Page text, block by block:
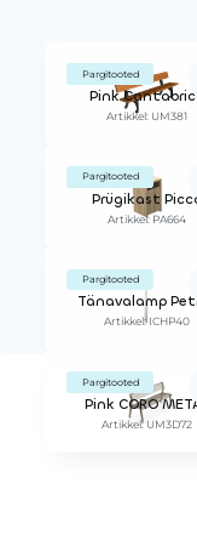
Pargitooted
Pink
Artikkel: UM381
Pargitooted
Prügikast
Artikkel: PA664
Pargitooted
Tänavalamp
Artikkel: ICHP40
Pargitooted
Pink CORO
Artikkel: UM3D72